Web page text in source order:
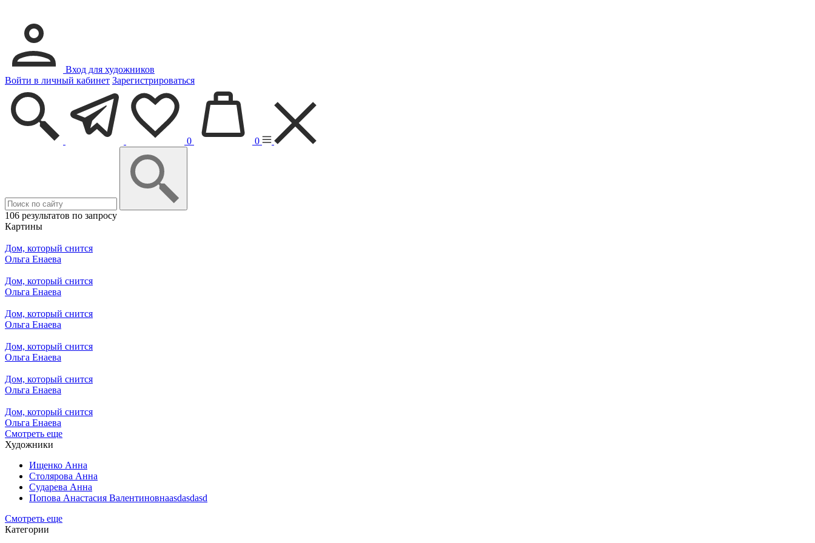
Вход для художников
Войти в личный кабинет Зарегистрироваться
0 0
106 результатов по запросу
Картины
Дом, который снится
Ольга Енаева
Дом, который снится
Ольга Енаева
Дом, который снится
Ольга Енаева
Дом, который снится
Ольга Енаева
Дом, который снится
Ольга Енаева
Дом, который снится
Ольга Енаева
Смотреть еще
Художники
Ищенко Анна
Столярова Анна
Сударева Анна
Попова Анастасия Валентиновнаasdasdasd
Смотреть еще
Категории